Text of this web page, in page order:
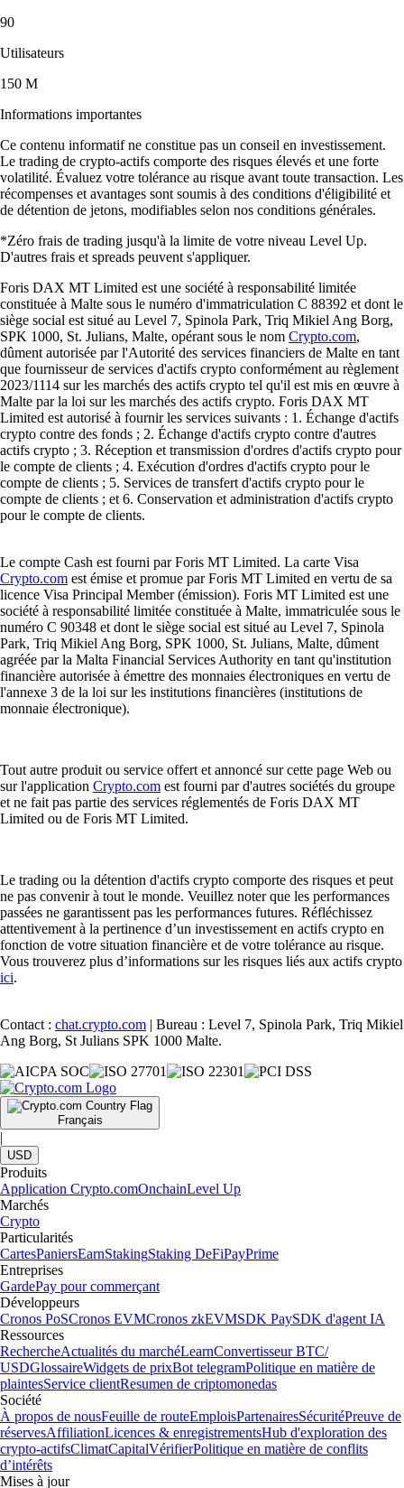
90
Utilisateurs
150 M
Informations importantes
Ce contenu informatif ne constitue pas un conseil en investissement.
Le trading de crypto-actifs comporte des risques élevés et une forte
volatilité. Évaluez votre tolérance au risque avant toute transaction. Les
récompenses et avantages sont soumis à des conditions d'éligibilité et
de détention de jetons, modifiables selon nos conditions générales.
*Zéro frais de trading jusqu'à la limite de votre niveau Level Up.
D'autres frais et spreads peuvent s'appliquer.
Foris DAX MT Limited est une société à responsabilité limitée
constituée à Malte sous le numéro d'immatriculation C 88392 et dont le
siège social est situé au Level 7, Spinola Park, Triq Mikiel Ang Borg,
SPK 1000, St. Julians, Malte, opérant sous le nom Crypto.com,
dûment autorisée par l'Autorité des services financiers de Malte en tant
que fournisseur de services d'actifs crypto conformément au règlement
2023/1114 sur les marchés des actifs crypto tel qu'il est mis en œuvre à
Malte par la loi sur les marchés des actifs crypto. Foris DAX MT
Limited est autorisé à fournir les services suivants : 1. Échange d'actifs
crypto contre des fonds ; 2. Échange d'actifs crypto contre d'autres
actifs crypto ; 3. Réception et transmission d'ordres d'actifs crypto pour
le compte de clients ; 4. Exécution d'ordres d'actifs crypto pour le
compte de clients ; 5. Services de transfert d'actifs crypto pour le
compte de clients ; et 6. Conservation et administration d'actifs crypto
pour le compte de clients.
Le compte Cash est fourni par Foris MT Limited. La carte Visa
Crypto.com est émise et promue par Foris MT Limited en vertu de sa
licence Visa Principal Member (émission). Foris MT Limited est une
société à responsabilité limitée constituée à Malte, immatriculée sous le
numéro C 90348 et dont le siège social est situé au Level 7, Spinola
Park, Triq Mikiel Ang Borg, SPK 1000, St. Julians, Malte, dûment
agréée par la Malta Financial Services Authority en tant qu'institution
financière autorisée à émettre des monnaies électroniques en vertu de
l'annexe 3 de la loi sur les institutions financières (institutions de
monnaie électronique).
Tout autre produit ou service offert et annoncé sur cette page Web ou
sur l'application Crypto.com est fourni par d'autres sociétés du groupe
et ne fait pas partie des services réglementés de Foris DAX MT
Limited ou de Foris MT Limited.
Le trading ou la détention d'actifs crypto comporte des risques et peut
ne pas convenir à tout le monde. Veuillez noter que les performances
passées ne garantissent pas les performances futures. Réfléchissez
attentivement à la pertinence d’un investissement en actifs crypto en
fonction de votre situation financière et de votre tolérance au risque.
Vous trouverez plus d’informations sur les risques liés aux actifs crypto
ici.
Contact : chat.crypto.com | Bureau : Level 7, Spinola Park, Triq Mikiel
Ang Borg, St Julians SPK 1000 Malte.
Français
|
USD
Produits
Application Crypto.comOnchainLevel Up
Marchés
Crypto
Particularités
CartesPaniersEarnStakingStaking DeFiPayPrime
Entreprises
GardePay pour commerçant
Développeurs
Cronos PoSCronos EVMCronos zkEVMSDK PaySDK d'agent IA
Ressources
RechercheActualités du marchéLearnConvertisseur BTC/
USDGlossaireWidgets de prixBot telegramPolitique en matière de
plaintesService clientResumen de criptomonedas
Société
À propos de nousFeuille de routeEmploisPartenairesSécuritéPreuve de
réservesAffiliationLicences & enregistrementsHub d'exploration des
crypto-actifsClimatCapitalVérifierPolitique en matière de conflits
d’intérêts
Mises à jour